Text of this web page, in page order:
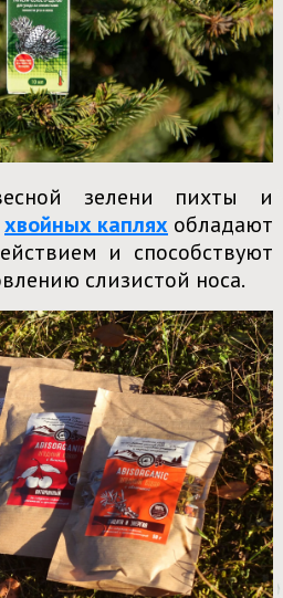
зелени пихты и
хвойных каплях обладают
и способствуют
слизистой носа.